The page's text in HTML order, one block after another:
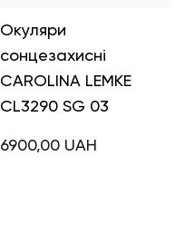
Окуляри
сонцезахисні
CAROLINA LEMKE
CL3290 SG 03
6900,00 UAH